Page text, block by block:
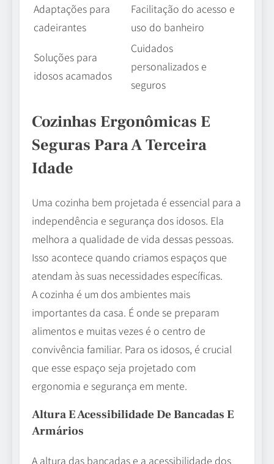
Adaptações para
cadeirantes
Facilitação do acesso e
uso do banheiro
Soluções para
idosos acamados
Cuidados
personalizados e
seguros
Cozinhas Ergonômicas E
Seguras Para A Terceira
Idade
Uma cozinha bem projetada é essencial para a
independência e segurança dos idosos. Ela
melhora a qualidade de vida dessas pessoas.
Isso acontece quando criamos espaços que
atendam às suas necessidades específicas.
A cozinha é um dos ambientes mais
importantes da casa. É onde se preparam
alimentos e muitas vezes é o centro de
convivência familiar. Para os idosos, é crucial
que esse espaço seja projetado com
ergonomia e segurança em mente.
Altura E Acessibilidade De Bancadas E
Armários
A altura das bancadas e a acessibilidade dos